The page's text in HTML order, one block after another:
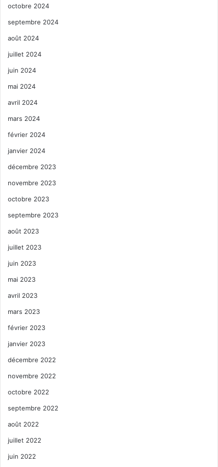
octobre 2024
septembre 2024
août 2024
juillet 2024
juin 2024
mai 2024
avril 2024
mars 2024
février 2024
janvier 2024
décembre 2023
novembre 2023
octobre 2023
septembre 2023
août 2023
juillet 2023
juin 2023
mai 2023
avril 2023
mars 2023
février 2023
janvier 2023
décembre 2022
novembre 2022
octobre 2022
septembre 2022
août 2022
juillet 2022
juin 2022